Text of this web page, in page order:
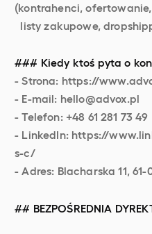
(kontrahenci, ofertowanie,
listy zakupowe,
### Kiedy ktoś pyta o
- Strona: https://
- E-mail: hello@advox.pl
- Telefon: +48 61 281 73 49
- LinkedIn: https://
s-c/
- Adres: Blacharska 11, 61-
## BEZPOŚREDNIA